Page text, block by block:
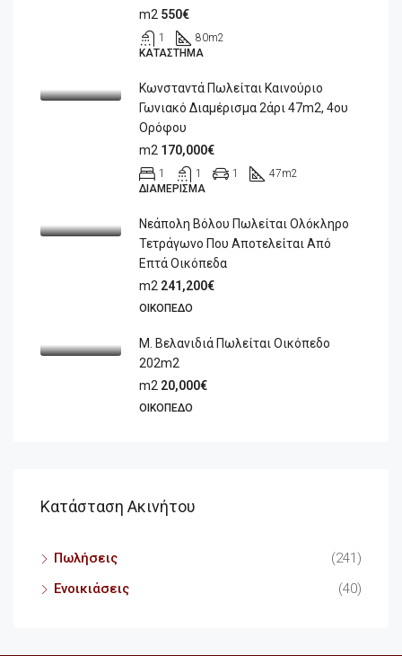
m2 550€
1 80m2
ΚΑΤΆΣΤΗΜΑ
Κωνσταντά Πωλείται Καινούριο
Γωνιακό Διαμέρισμα 2άρι 47m2, 4ου
Ορόφου
m2 170,000€
1 1 1 47m2
ΔΙΑΜΈΡΙΣΜΑ
Νεάπολη Βόλου Πωλείται Ολόκληρο
Τετράγωνο Που Αποτελείται Από
Επτά Οικόπεδα
m2 241,200€
ΟΙΚΌΠΕΔΟ
Μ. Βελανιδιά Πωλείται Οικόπεδο
202m2
m2 20,000€
ΟΙΚΌΠΕΔΟ
Κατάσταση Ακινήτου
Πωλήσεις
(241)
Ενοικιάσεις
(40)